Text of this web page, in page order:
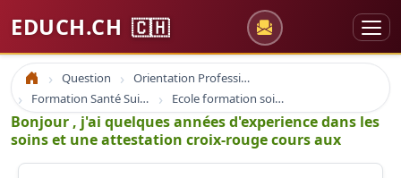
EDUCH.CH 🇨🇭
Accueil Question
Orientation Professionnelle
Formation Santé Suisse
Ecole formation soins infirmier infirmière santé et formation
Bonjour , j'ai quelques années d'experience dans les
soins et une attestation croix-rouge cours aux